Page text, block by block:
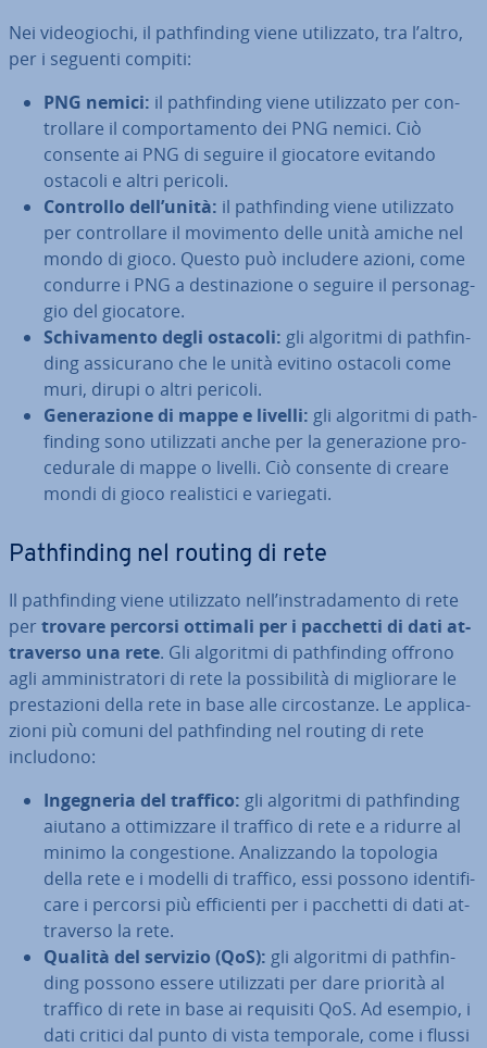
Nei vi­deo­gio­chi, il pa­th­fin­ding viene uti­liz­za­to, tra l’altro,
per i seguenti compiti:
PNG nemici: il pa­th­fin­ding viene uti­liz­za­to per con­
trol­la­re il com­por­ta­men­to dei PNG nemici. Ciò
consente ai PNG di seguire il giocatore evitando
ostacoli e altri pericoli.
Controllo dell’unità: il pa­th­fin­ding viene uti­liz­za­to
per con­trol­la­re il movimento delle unità amiche nel
mondo di gioco. Questo può includere azioni, come
condurre i PNG a de­sti­na­zio­ne o seguire il per­so­nag­
gio del giocatore.
Schi­va­men­to degli ostacoli: gli algoritmi di pa­th­fin­
ding as­si­cu­ra­no che le unità evitino ostacoli come
muri, dirupi o altri pericoli.
Ge­ne­ra­zio­ne di mappe e livelli: gli algoritmi di pa­th­
fin­ding sono uti­liz­za­ti anche per la ge­ne­ra­zio­ne pro­
ce­du­ra­le di mappe o livelli. Ciò consente di creare
mondi di gioco rea­li­sti­ci e variegati.
Pa­th­fin­ding nel routing di rete
Il pa­th­fin­ding viene uti­liz­za­to nell’in­stra­da­men­to di rete
per trovare percorsi ottimali per i pacchetti di dati at­
tra­ver­so una rete. Gli algoritmi di pa­th­fin­ding offrono
agli am­mi­ni­stra­to­ri di rete la pos­si­bi­li­tà di mi­glio­ra­re le
pre­sta­zio­ni della rete in base alle cir­co­stan­ze. Le ap­pli­ca­
zio­ni più comuni del pa­th­fin­ding nel routing di rete
includono:
In­ge­gne­ria del traffico: gli algoritmi di pa­th­fin­ding
aiutano a ot­ti­miz­za­re il traffico di rete e a ridurre al
minimo la con­ge­stio­ne. Ana­liz­zan­do la topologia
della rete e i modelli di traffico, essi possono iden­ti­fi­
ca­re i percorsi più ef­fi­cien­ti per i pacchetti di dati at­
tra­ver­so la rete.
Qualità del servizio (QoS): gli algoritmi di pa­th­fin­
ding possono essere uti­liz­za­ti per dare priorità al
traffico di rete in base ai requisiti QoS. Ad esempio, i
dati critici dal punto di vista temporale, come i flussi